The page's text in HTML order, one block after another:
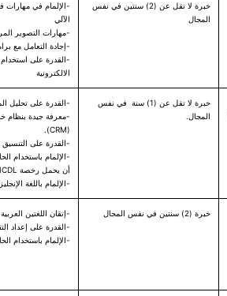
خبرة لا تقل عن (2) سنتين في نفس
المجال
-الإلمام في
الآلي
-مهارات التصوير
-إجادة التعامل مع
-القدرة على
الالكترونية
خبرة لا تقل عن (1) سنة في نفس
المجال.
-القدرة على تحليل
-معرفة جيدة بنظام
(CRM).
-القدرة على التنسيق
-الإلمام باستخدام
أن يحمل رخصة ICDL
-الإلمام باللغة
خبرة (2) سنتين في نفس المجال
-إتقان اللغتين العربية
-القدرة على إعداد
-الإلمام باستخدام